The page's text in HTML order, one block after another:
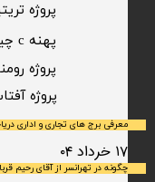
معرفی برج های تجاری و اداری
۱۷ خرداد ۰۴
چگونه در تهرانسر از آقای رحیم
​پروژه
پروژه
پهنه c چیتگر
پروژه